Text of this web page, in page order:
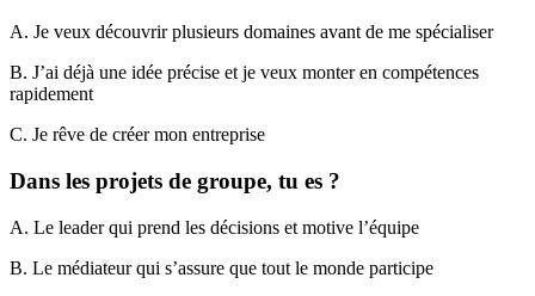
A. Je veux découvrir plusieurs domaines avant de me spécialiser
B. J’ai déjà une idée précise et je veux monter en compétences
rapidement
C. Je rêve de créer mon entreprise
Dans les projets de groupe, tu es ?
A. Le leader qui prend les décisions et motive l’équipe
B. Le médiateur qui s’assure que tout le monde participe